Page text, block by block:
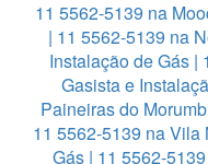
11 5562-5139 na
| 11 5562-5139 na
Instalação de Gás |
Gasista e
Paineiras do
11 5562-5139 na Vila
Gás | 11 5562-